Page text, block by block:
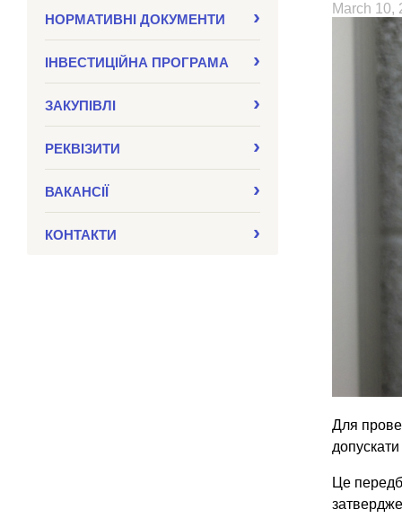
НОРМАТИВНI ДОКУМЕНТИ
ІНВЕСТИЦІЙНА ПРОГРАМА
ЗАКУПIВЛI
РЕКВІЗИТИ
ВАКАНСІЇ
КОНТАКТИ
March 10,
Для
Це